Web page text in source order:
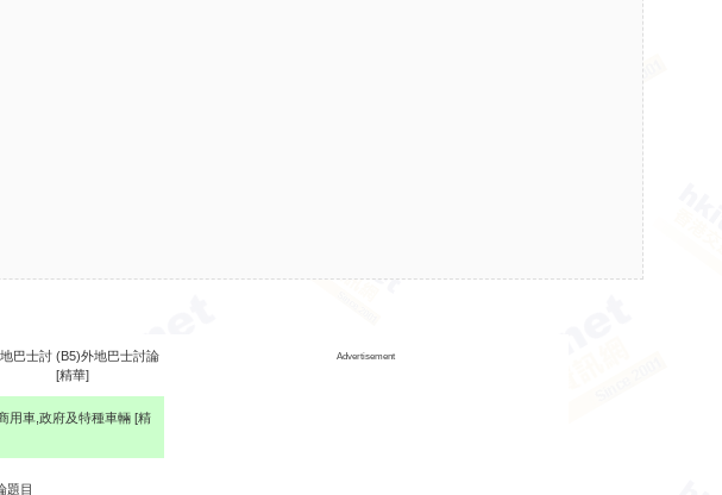
巴士討 (B5)外地巴士討論
[精華]
Advertisement
用車,政府及特種車輛 [精
題目